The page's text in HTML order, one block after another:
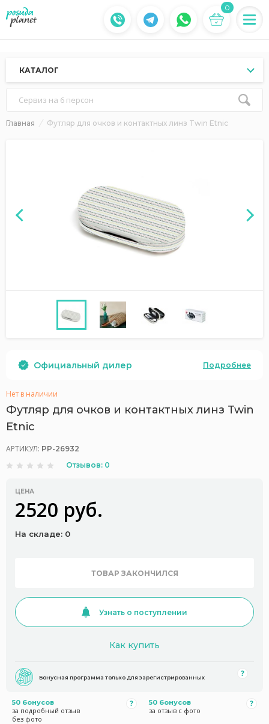
0
КАТАЛОГ
Сервиз на 6 персон
Главная Футляр для очков и контактных линз Twin Etnic
Официальный дилер Подробнее
Нет в наличии
Футляр для очков и контактных линз Twin
Etnic
АРТИКУЛ: PP-26932
Отзывов: 0
ЦЕНА
2520 руб.
На складе: 0
ТОВАР ЗАКОНЧИЛСЯ
Узнать о поступлении
Как купить
Бонусная программа только для зарегистрированных
50 бонусов
за подробный отзыв
без фото
50 бонусов
за отзыв с фото